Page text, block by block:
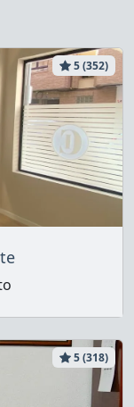
5 (352)
5 (318)